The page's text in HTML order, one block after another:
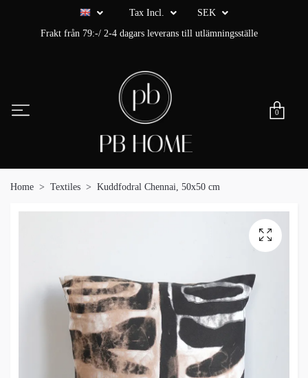
Tax Incl.
SEK
Frakt från 79:-/ 2-4 dagars leverans till utlämningsställe
0
Home Textiles Kuddfodral Chennai, 50x50 cm